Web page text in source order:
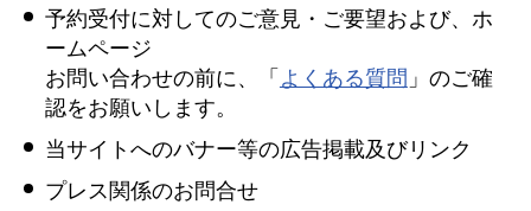
予約受付に対してのご意見・ご要望および、ホ
ームページ
お問い合わせの前に、「 よくある質問 」のご確
認をお願いします。
当サイトへのバナー等の広告掲載及びリンク
プレス関係のお問合せ